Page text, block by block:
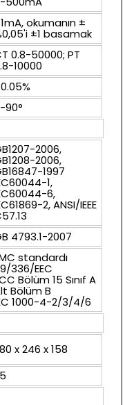
okumanın ±
±1 basamak
0.8-50000; PT
10000
90°
2006,
2006,
1997
1,
6,
2, ANSI/IEEE
4793.1-2007
standardı
336/EEC
Bölüm 15 Sınıf A
Bölüm B
1000-4-2/3/4/6
x 246 x 158